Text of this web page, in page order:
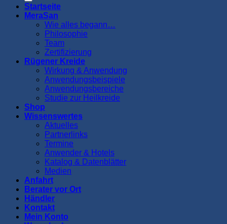
Startseite
MeraSan
Wie alles begann…
Philosophie
Team
Zertifizierung
Rügener Kreide
Wirkung & Anwendung
Anwendungsbeispiele
Anwendungsbereiche
Studie zur Heilkreide
Shop
Wissenswertes
Aktuelles
Partnerlinks
Termine
Anwender & Hotels
Katalog & Datenblätter
Medien
Anfahrt
Berater vor Ort
Händler
Kontakt
Mein Konto